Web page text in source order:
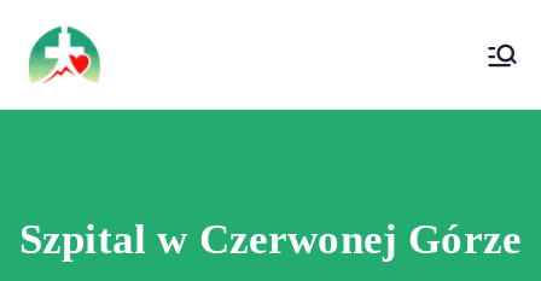
treści
Wojewódzki Szpital Specjalistyczny im.
Św. Rafała w Czerwonej Górze
Szpital w Czerwonej Górze